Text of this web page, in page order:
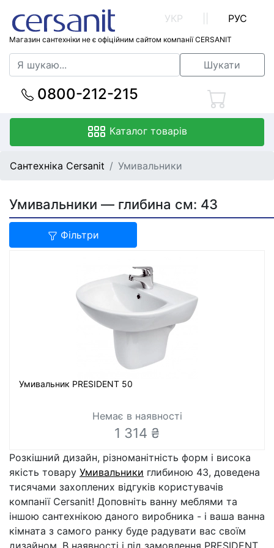
Магазин сантехніки не є офіційним сайтом компанії CERSANIT
УКР РУС
Шукати
0800-212-215
Каталог товарів
Сантехніка Cersanit Умивальники
Умивальники — глибина см: 43
Фільтри
Умивальник PRESIDENT 50
Немає в наявності
1 314 ₴
Розкішний дизайн, різноманітність форм і висока
якість товару Умивальники глибиною 43, доведена
тисячами захоплених відгуків користувачів
компанії Cersanit! Доповніть ванну меблями та
іншою сантехнікою даного виробника - і ваша ванна
кімната з самого ранку буде радувати вас своїм
дизайном. В наявності і під замовлення PRESIDENT